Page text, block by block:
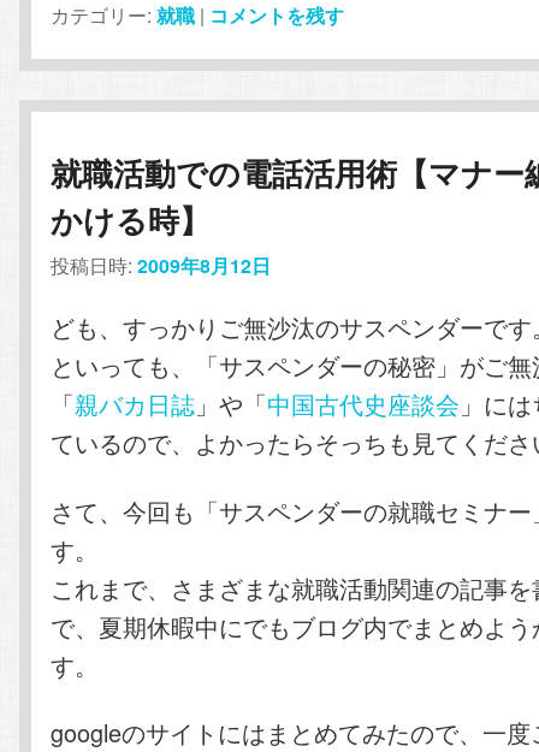
カテゴリー: 就職 | コメントを残す
就職活動での電話活用術【マナ
かける時】
投稿日時:2009年8月12日
ども、すっかりご無沙汰のサスペンダーです
といっても、「サスペンダーの秘密」がご
「親バカ日誌 」や「中国古代史座談会 」に
ているので、よかったらそっちも見てくだ
さて、今回も「サスペンダーの就職セミナ
す。
これまで、さまざまな就職活動関連の記事
で、夏期休暇中にでもブログ内でまとめよ
す。
googleのサイトにはまとめてみたので、一